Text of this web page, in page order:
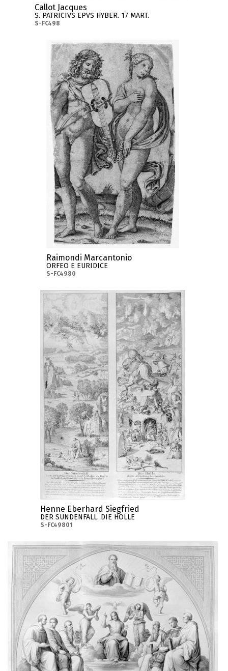
Callot Jacques
S. PATRICIVS EPVS HYBER. 17 MART.
S-FC498
Raimondi Marcantonio
ORFEO E EURIDICE
S-FC4980
Henne Eberhard Siegfried
DER SUNDENFALL. DIE HOLLE
S-FC49801